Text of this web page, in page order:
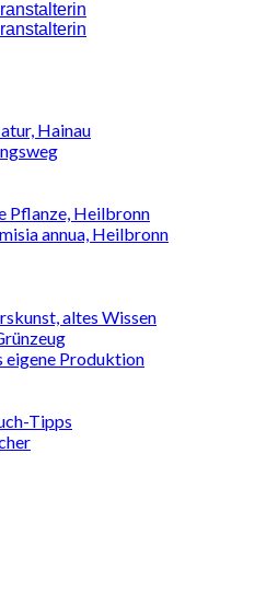
Hainau
Pflanze, Heilbronn
annua, Heilbronn
altes Wissen
eigene Produktion
Tipps